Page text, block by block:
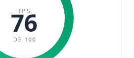
IPS
76
DE 100